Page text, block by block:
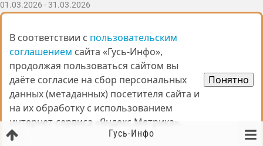
01.03.2026 - 31.03.2026
смерти
установление отцовства
усыновление / удочерение
перемена имени
Комментарии: 0
Вся статистика
Гусь-Инфо
В соответствии с пользовательским
соглашением сайта «Гусь-Инфо»,
продолжая пользоваться сайтом вы
даёте согласие на сбор персональных
данных (метаданных) посетителя сайта и
на их обработку с использованием
интернет-сервиса «Яндекс.Метрика».
Понятно
В соответствии с пользовательским
соглашением сайта «Гусь-Инфо»,
продолжая пользоваться сайтом вы
даёте согласие на сбор персональных
данных (метаданных) посетителя сайта и
на их обработку с использованием
интернет-сервиса «Яндекс.Метрика».
Понятно